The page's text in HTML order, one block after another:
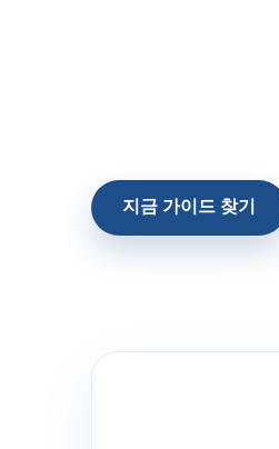
서비스 지역, 언어,
지금 가이드 찾기